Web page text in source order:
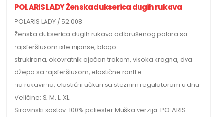
POLARIS LADY Ženska dukserica dugih rukava
POLARIS LADY / 52.008
Ženska dukserica dugih rukava od brušenog polara sa
rajsferšlusom iste nijanse, blago
strukirana, okovratnik ojačan trakom, visoka kragna, dva
džepa sa rajsferšlusom, elastične ranfl e
na rukavima, elastični učkuri sa steznim regulatorom u dnu
Veličine: S, M, L, XL
Sirovinski sastav: 100% poliester Muška verzija: POLARIS